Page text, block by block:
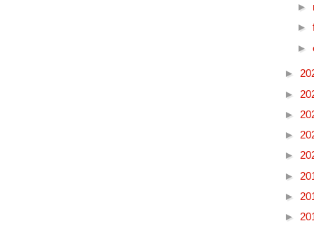
►
►
►
►
►
►
►
►
►
►
►